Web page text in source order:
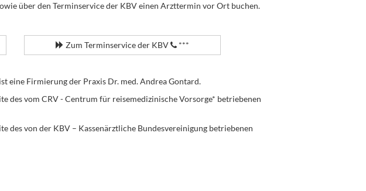
über den Terminservice der KBV einen Arzttermin vor Ort buchen.
Zum Terminservice der KBV ***
Firmierung der Praxis Dr. med. Andrea Gontard.
des vom CRV - Centrum für reisemedizinische Vorsorge* betriebenen
des von der KBV – Kassenärztliche Bundesvereinigung betriebenen